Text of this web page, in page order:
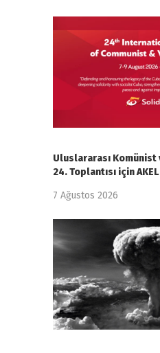
Uluslararası
24. Toplantısı için
7 Ağustos 2026